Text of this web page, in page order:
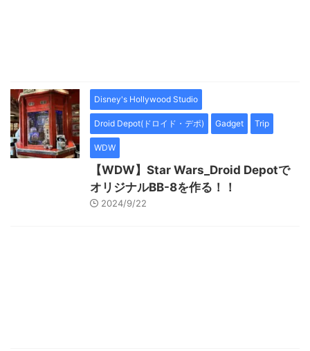
Disney's Hollywood Studio
Droid Depot(ドロイド・デポ) Gadget Trip
WDW
【WDW】Star Wars_Droid Depotで
オリジナルBB-8を作る！！
2024/9/22